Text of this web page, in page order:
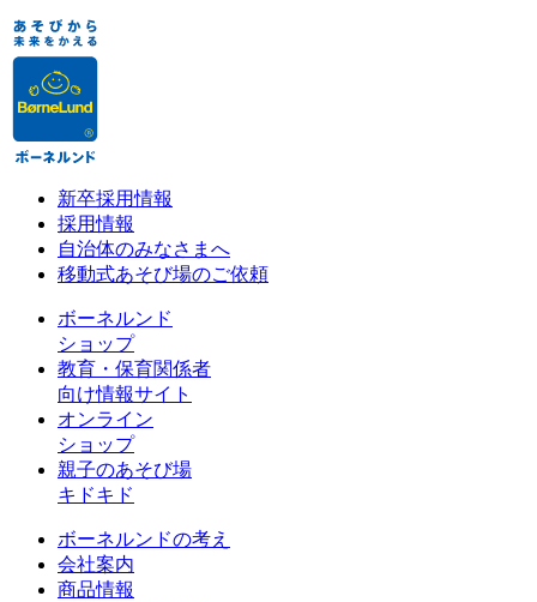
新卒採用情報
採用情報
自治体のみなさまへ
移動式あそび場のご依頼
ボーネルンド
ショップ
教育・保育関係者
向け情報サイト
オンライン
ショップ
親子のあそび場
キドキド
ボーネルンドの考え
会社案内
商品情報